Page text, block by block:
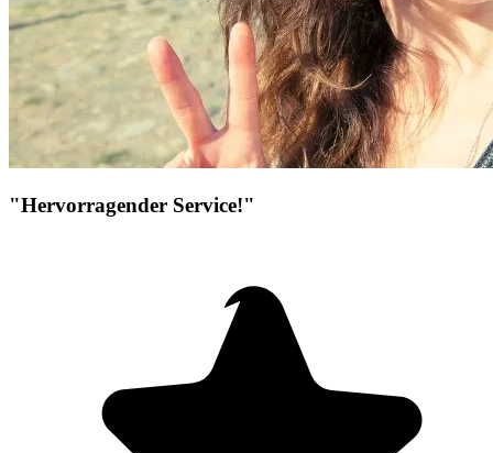
"Hervorragender Service!"